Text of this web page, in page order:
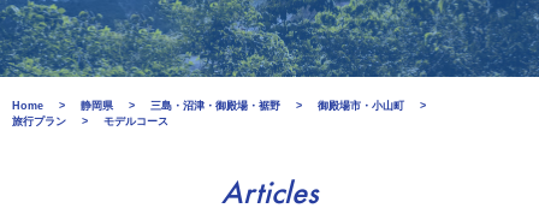
Home 静岡県 三島・沼津・御殿場・裾野
御殿場市・小山町
旅行プラン
モデルコース
Articles